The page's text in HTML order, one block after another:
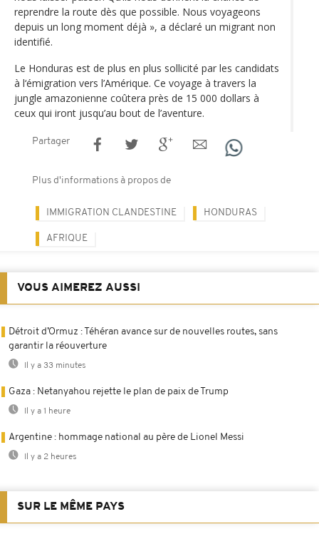
reprendre la route dès que possible. Nous voyageons
depuis un long moment déjà », a déclaré un migrant non
identifié.
Le Honduras est de plus en plus sollicité par les candidats
à l‘émigration vers l’Amérique. Ce voyage à travers la
jungle amazonienne coûtera près de 15 000 dollars à
ceux qui iront jusqu’au bout de l’aventure.
Partager
Plus d'informations à propos de
IMMIGRATION CLANDESTINE HONDURAS
AFRIQUE
VOUS AIMEREZ AUSSI
Détroit d’Ormuz : Téhéran avance sur de nouvelles routes, sans
garantir la réouverture
Il y a 33 minutes
Gaza : Netanyahou rejette le plan de paix de Trump
Il y a 1 heure
Argentine : hommage national au père de Lionel Messi
Il y a 2 heures
SUR LE MÊME PAYS